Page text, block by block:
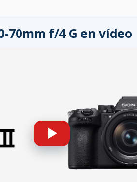
70mm f/4 G en vídeo